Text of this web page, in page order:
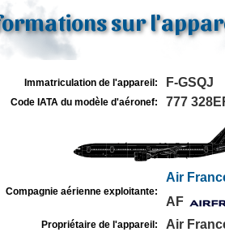
sur
Immatriculation de l'appareil: F-GSQJ
Code IATA du modèle d'aéronef: 777
Compagnie aérienne exploitante:
Air
AF
Propriétaire de l'appareil: Air